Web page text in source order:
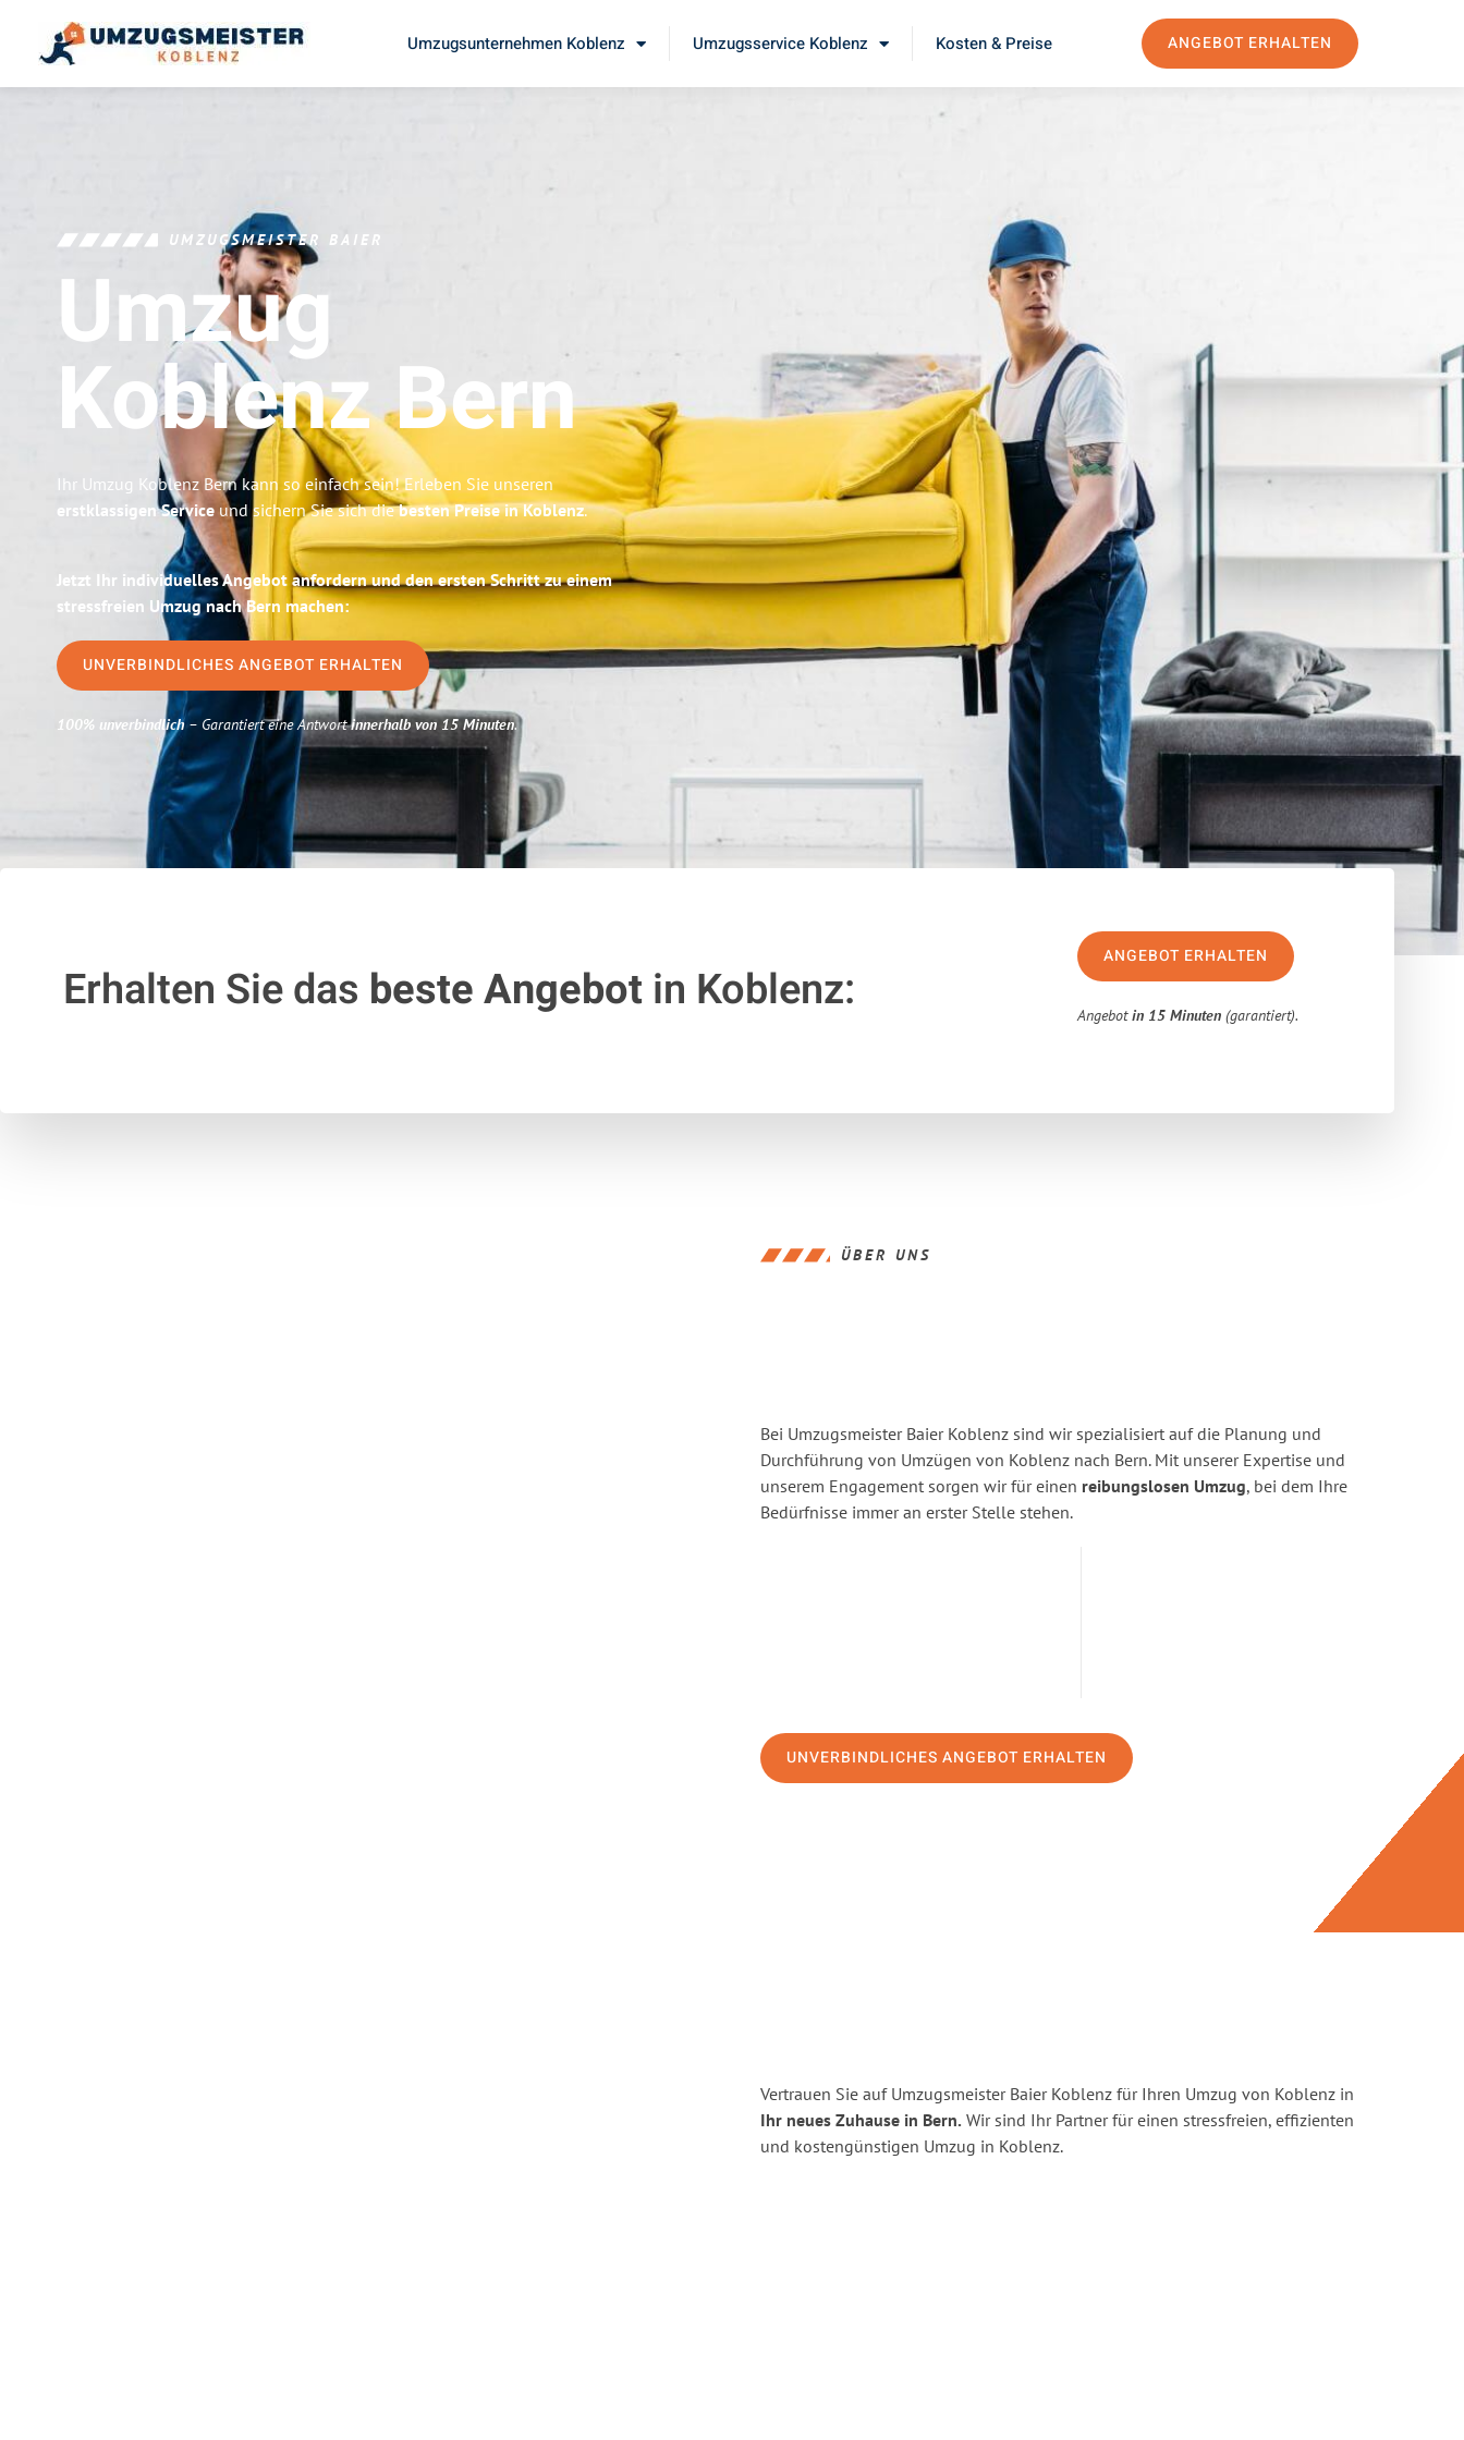
Umzugsunternehmen Koblenz Umzugsservice Koblenz Kosten & Preise ANGEBOT ERHALTEN
UMZUGSMEISTER BAIER
Umzug
KoblenzBern
Ihr Umzug Koblenz Bern kann so einfach sein! Erleben Sie unseren
erstklassigen Service und sichern Sie sich diebesten Preise in Koblenz.
Jetzt Ihr individuelles Angebot anfordern und den ersten Schritt zu einem
stressfreien Umzug nach Bern machen:
UNVERBINDLICHES ANGEBOT ERHALTEN
100% unverbindlich– Garantiert eine Antwortinnerhalb von 15 Minuten.
Erhalten Sie das beste Angebotin Koblenz:
ANGEBOT ERHALTEN
Angebotin 15 Minuten (garantiert).
ÜBER UNS
Bei Umzugsmeister Baier Koblenz sind wir spezialisiert auf die Planung und
Durchführung von Umzügen von Koblenz nach Bern. Mit unserer Expertise und
unserem Engagement sorgen wir für einen reibungslosen Umzug, bei dem Ihre
Bedürfnisse immer an erster Stelle stehen.
UNVERBINDLICHES ANGEBOT ERHALTEN
Vertrauen Sie auf Umzugsmeister Baier Koblenz für Ihren Umzug von Koblenz in
Ihr neues Zuhause in Bern. Wir sind Ihr Partner für einen stressfreien, effizienten
und kostengünstigen Umzug in Koblenz.